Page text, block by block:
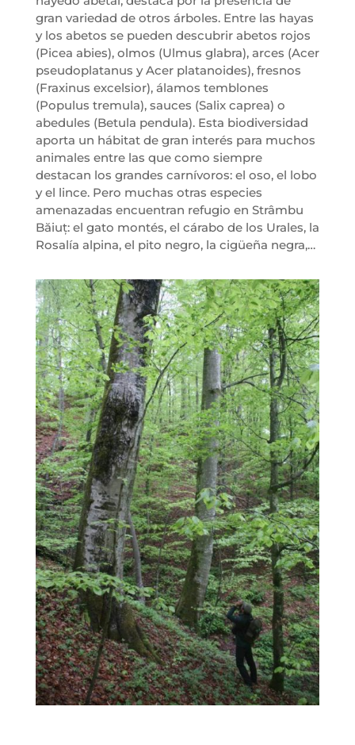
gran variedad de otros árboles. Entre las hayas
y los abetos se pueden descubrir abetos rojos
(Picea abies), olmos (Ulmus glabra), arces (Acer
pseudoplatanus y Acer platanoides), fresnos
(Fraxinus excelsior), álamos temblones
(Populus tremula), sauces (Salix caprea) o
abedules (Betula pendula). Esta biodiversidad
aporta un hábitat de gran interés para muchos
animales entre las que como siempre
destacan los grandes carnívoros: el oso, el lobo
y el lince. Pero muchas otras especies
amenazadas encuentran refugio en Strâmbu
Băiuț: el gato montés, el cárabo de los Urales, la
Rosalía alpina, el pito negro, la cigüeña negra,…